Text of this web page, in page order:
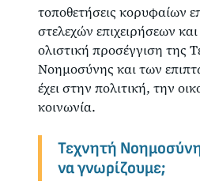
τοποθετήσεις κορυφαίων
στελεχών επιχειρήσεων
ολιστική προσέγγιση της
Νοημοσύνης και των
έχει στην πολιτική, την
κοινωνία.
Τεχνητή
να γνωρίζουμε;